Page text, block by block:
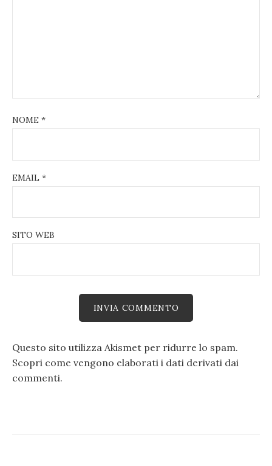
NOME *
EMAIL *
SITO WEB
Questo sito utilizza Akismet per ridurre lo spam.
Scopri come vengono elaborati i dati derivati dai
commenti.